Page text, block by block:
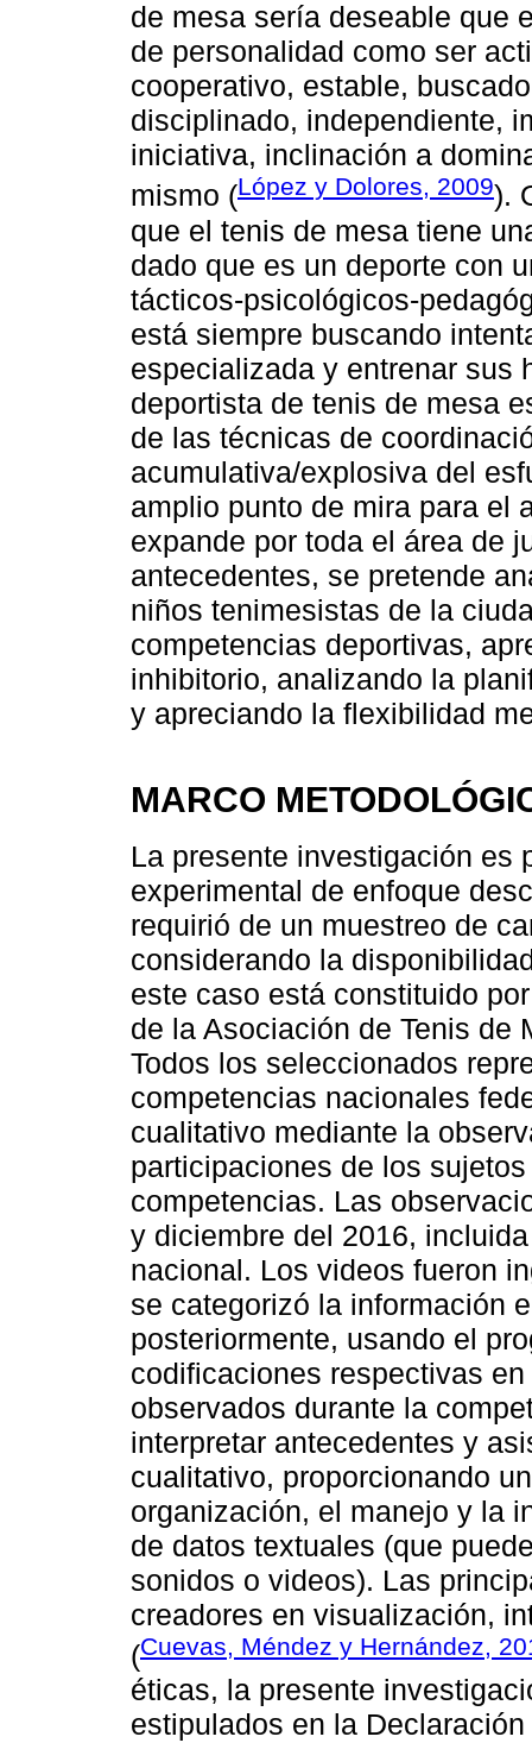
de mesa sería deseable que
de personalidad como ser
cooperativo, estable,
disciplinado, independiente,
iniciativa, inclinación a
mismo (López y Dolores, 2009).
que el tenis de mesa tiene
dado que es un deporte con
tácticos-psicológicos-
está siempre buscando
especializada y entrenar sus
deportista de tenis de mesa
de las técnicas de
acumulativa/explosiva del
amplio punto de mira para el
expande por toda el área de
antecedentes, se pretende
niños tenimesistas de la
competencias deportivas,
inhibitorio, analizando la
y apreciando la flexibilidad
MARCO
La presente investigación es
experimental de enfoque
requirió de un muestreo de
considerando la
este caso está constituido
de la Asociación de Tenis de
Todos los seleccionados
competencias nacionales
cualitativo mediante la
participaciones de los
competencias. Las
y diciembre del 2016,
nacional. Los videos fueron
se categorizó la información
posteriormente, usando el
codificaciones respectivas
observados durante la
interpretar antecedentes y
cualitativo, proporcionando
organización, el manejo y la
de datos textuales (que
sonidos o videos). Las
creadores en visualización,
(Cuevas, Méndez y Hernández,
éticas, la presente
estipulados en la